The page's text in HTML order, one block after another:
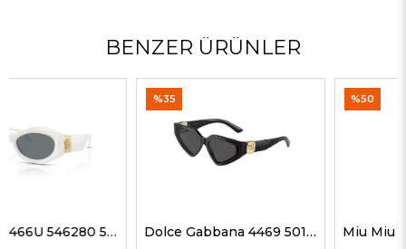
BENZER ÜRÜNLER
Dolce Gabbana 4469 501/87 59 G Kadın Güneş Gözlükleri Miu Miu 51ZS ZVN50D 69 G Kadın Güneş Gözlükleri